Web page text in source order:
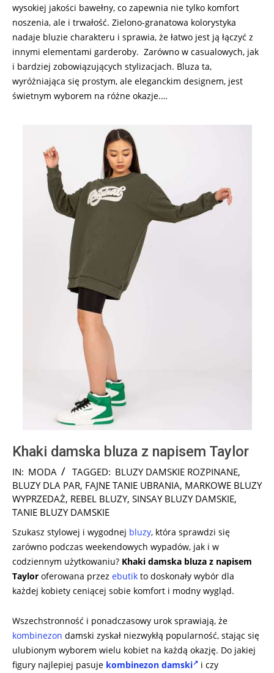
wysokiej jakości bawełny, co zapewnia nie tylko komfort
noszenia, ale i trwałość. Zielono-granatowa kolorystyka
nadaje bluzie charakteru i sprawia, że łatwo jest ją łączyć z
innymi elementami garderoby. Zarówno w casualowych, jak
i bardziej zobowiązujących stylizacjach. Bluza ta,
wyróżniająca się prostym, ale eleganckim designem, jest
świetnym wyborem na różne okazje.…
Khaki damska bluza z napisem Taylor
2024-
07-
19
IN: MODA TAGGED: BLUZY DAMSKIE ROZPINANE,
BLUZY DLA PAR, FAJNE TANIE UBRANIA, MARKOWE BLUZY
WYPRZEDAŻ, REBEL BLUZY, SINSAY BLUZY DAMSKIE,
TANIE BLUZY DAMSKIE
Szukasz stylowej i wygodnej bluzy, która sprawdzi się
zarówno podczas weekendowych wypadów, jak i w
codziennym użytkowaniu? Khaki damska bluza z napisem
Taylor oferowana przez ebutik to doskonały wybór dla
każdej kobiety ceniącej sobie komfort i modny wygląd.
Wszechstronność i ponadczasowy urok sprawiają, że
kombinezon damski zyskał niezwykłą popularność, stając się
ulubionym wyborem wielu kobiet na każdą okazję. Do jakiej
figury najlepiej pasuje kombinezon damski
i czy